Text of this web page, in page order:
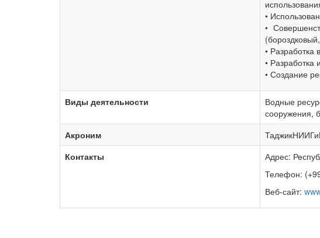
•
•
• Разработка
• Разработка
• Создание
Виды деятельности
Водные
сооружения,
Акроним
Контакты
Адрес:
Телефон:
Веб-сайт: